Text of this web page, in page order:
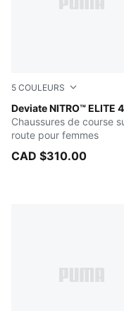
5 COULEURS
Deviate NITRO™ ELITE 4
Light Lavender-
Chaussures de course
route pour femmes
CAD $310.00